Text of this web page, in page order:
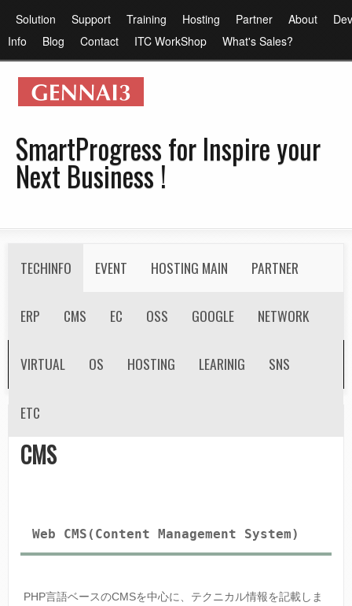
コ
ン
ン
ツ
に
動
メ
イ
ン
ニ
ー
Solution Support Training Hosting Partner About
Info
Blog Contact ITC WorkShop What's Sales?
SmartProgress for Inspire your
Next Business !
TECHINFO
ERP CMS EC OSS GOOGLE NETWORK
VIRTUAL OS HOSTING LEARINIG SNS
ETC
EVENT HOSTING MAIN PARTNER
RECRUIT
現
在
ホーム
CMS
Web CMS(Content Management System)
PHP言語ベースのCMSを中心に、テクニカル情報を記載しま